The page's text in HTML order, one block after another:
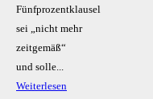
Fünfprozentklausel
sei „nicht mehr
zeitgemäß“
und solle...
Weiterlesen